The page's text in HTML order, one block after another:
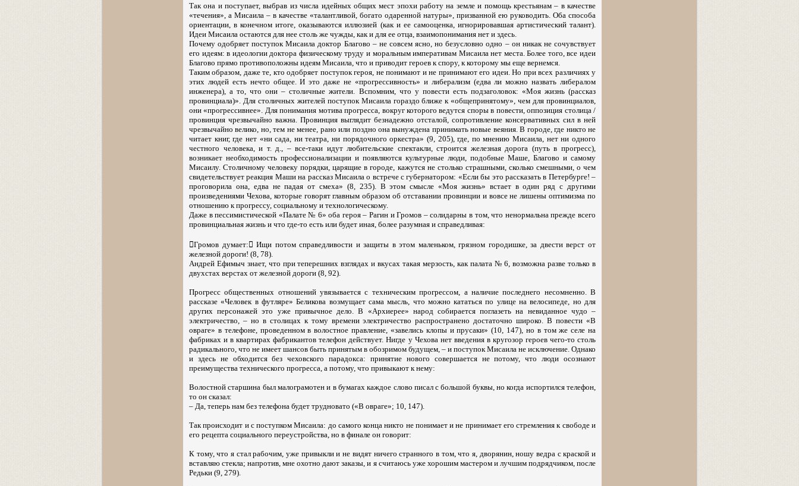
Так она и поступает, выбрав из числа идейных общих мест эпохи работу на земле и помощь крестьянам – в качестве
«течения», а Мисаила – в качестве «талантливой, богато одаренной натуры», призванной ею руководить. Оба способа
ориентации, в конечном итоге, оказываются иллюзией (как и ее самооценка, игнорировавшая артистический талант).
Идеи Мисаила остаются для нее столь же чужды, как и для ее отца, взаимопонимания нет и здесь.
Почему одобряет поступок Мисаила доктор Благово – не совсем ясно, но безусловно одно – он никак не сочувствует
его идеям: в идеологии доктора физическому труду и моральным императивам Мисаила нет места. Более того, все идеи
Благово прямо противоположны идеям Мисаила, что и приводит героев к спору, к которому мы еще вернемся.
Таким образом, даже те, кто одобряет поступок героя, не понимают и не принимают его идеи. Но при всех различиях у
этих людей есть нечто общее. И это даже не «прогрессивность» и либерализм (едва ли можно назвать либералом
инженера), а то, что они – столичные жители. Вспомним, что у повести есть подзаголовок: «Моя жизнь (рассказ
провинциала)». Для столичных жителей поступок Мисаила гораздо ближе к «общепринятому», чем для провинциалов,
они «прогрессивнее». Для понимания мотива прогресса, вокруг которого ведутся споры в повести, оппозиция столица /
провинция чрезвычайно важна. Провинция выглядит безнадежно отсталой, сопротивление консервативных сил в ней
чрезвычайно велико, но, тем не менее, рано или поздно она вынуждена принимать новые веяния. В городе, где никто не
читает книг, где нет «ни сада, ни театра, ни порядочного оркестра» (9, 205), где, по мнению Мисаила, нет ни одного
честного человека, и т. д., – все-таки идут любительские спектакли, строится железная дорога (путь в прогресс),
возникает необходимость профессионализации и появляются культурные люди, подобные Маше, Благово и самому
Мисаилу. Столичному человеку порядки, царящие в городе, кажутся не столько страшными, сколько смешными, о чем
свидетельствует реакция Маши на рассказ Мисаила о встрече с губернатором: «Если бы это рассказать в Петербурге! –
проговорила она, едва не падая от смеха» (8, 235). В этом смысле «Моя жизнь» встает в один ряд с другими
произведениями Чехова, которые говорят главным образом об отставании провинции и вовсе не лишены оптимизма по
отношению к прогрессу, социальному и технологическому.
Даже в пессимистической «Палате № 6» оба героя – Рагин и Громов – солидарны в том, что ненормальна прежде всего
провинциальная жизнь и что где-то есть или будет иная, более разумная и справедливая:
Громов думает: Ищи потом справедливости и защиты в этом маленьком, грязном городишке, за двести верст от
железной дороги! (8, 78).
Андрей Ефимыч знает, что при теперешних взглядах и вкусах такая мерзость, как палата № 6, возможна разве только в
двухстах верстах от железной дороги (8, 92).
Прогресс общественных отношений увязывается с техническим прогрессом, а наличие последнего несомненно. В
рассказе «Человек в футляре» Беликова возмущает сама мысль, что можно кататься по улице на велосипеде, но для
других персонажей это уже привычное дело. В «Архиерее» народ собирается поглазеть на невиданное чудо –
электричество, – но в столицах к тому времени электричество распространено достаточно широко. В повести «В
овраге» в телефоне, проведенном в волостное правление, «завелись клопы и прусаки» (10, 147), но в том же селе на
фабриках и в квартирах фабрикантов телефон действует. Нигде у Чехова нет введения в кругозор героев чего-то столь
радикального, что не имеет шансов быть принятым в обозримом будущем, – и поступок Мисаила не исключение. Однако
и здесь не обходится без чеховского парадокса: принятие нового совершается не потому, что люди осознают
преимущества технического прогресса, а потому, что привыкают к нему:
Волостной старшина был малограмотен и в бумагах каждое слово писал с большой буквы, но когда испортился телефон,
то он сказал:
– Да, теперь нам без телефона будет трудновато («В овраге»; 10, 147).
Так происходит и с поступком Мисаила: до самого конца никто не понимает и не принимает его стремления к свободе и
его рецепта социального переустройства, но в финале он говорит:
К тому, что я стал рабочим, уже привыкли и не видят ничего странного в том, что я, дворянин, ношу ведра с краской и
вставляю стекла; напротив, мне охотно дают заказы, и я считаюсь уже хорошим мастером и лучшим подрядчиком, после
Редьки (9, 279).